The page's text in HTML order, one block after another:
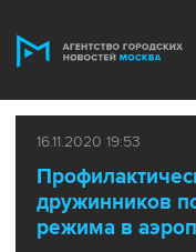
16.11.2020 19:53
дружинников
режима в